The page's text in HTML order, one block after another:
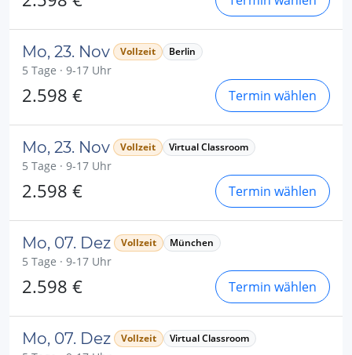
Mo, 23. Nov Vollzeit Berlin
5 Tage · 9-17 Uhr
2.598 € Termin wählen
Mo, 23. Nov Vollzeit Virtual Classroom
5 Tage · 9-17 Uhr
2.598 € Termin wählen
Mo, 07. Dez Vollzeit München
5 Tage · 9-17 Uhr
2.598 € Termin wählen
Mo, 07. Dez Vollzeit Virtual Classroom